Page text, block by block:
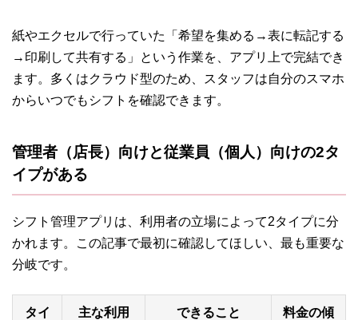
紙やエクセルで行っていた「希望を集める→表に転記する
→印刷して共有する」という作業を、アプリ上で完結でき
ます。多くはクラウド型のため、スタッフは自分のスマホ
からいつでもシフトを確認できます。
管理者（店長）向けと従業員（個人）向けの2タ
イプがある
シフト管理アプリは、利用者の立場によって2タイプに分
かれます。この記事で最初に確認してほしい、最も重要な
分岐です。
タイ
主な利用
できること
料金の傾